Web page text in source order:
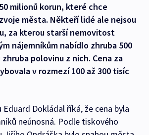
milionů korun, které chce
města. Někteří lidé ale nejsou
za kterou starší nemovitost
nájemníkům nabídlo zhruba 500
polovinu z nich. Cena za
v rozmezí 100 až 300 tisíc
Dokládal říká, že cena byla
neúnosná. Podle tiskového